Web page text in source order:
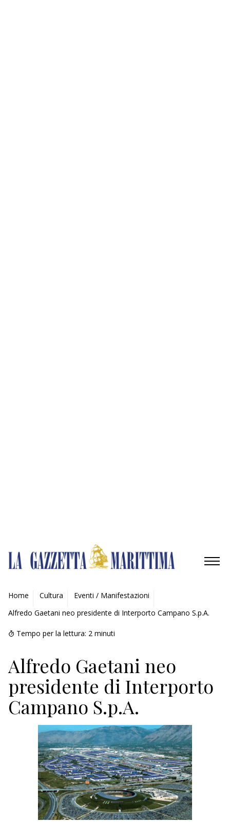
AMBIENTE
MOBILITÀ
INDUSTRIA
RICERCA
ECONOMIA
TURISMO
CULTURA
NAUTICA
EDITORIALI
Home Cultura
Eventi / Manifestazioni
Alfredo Gaetani neo presidente di Interporto Campano S.p.A.
Tempo per la lettura: 2 minuti
Alfredo Gaetani neo
presidente di Interporto
Campano S.p.A.